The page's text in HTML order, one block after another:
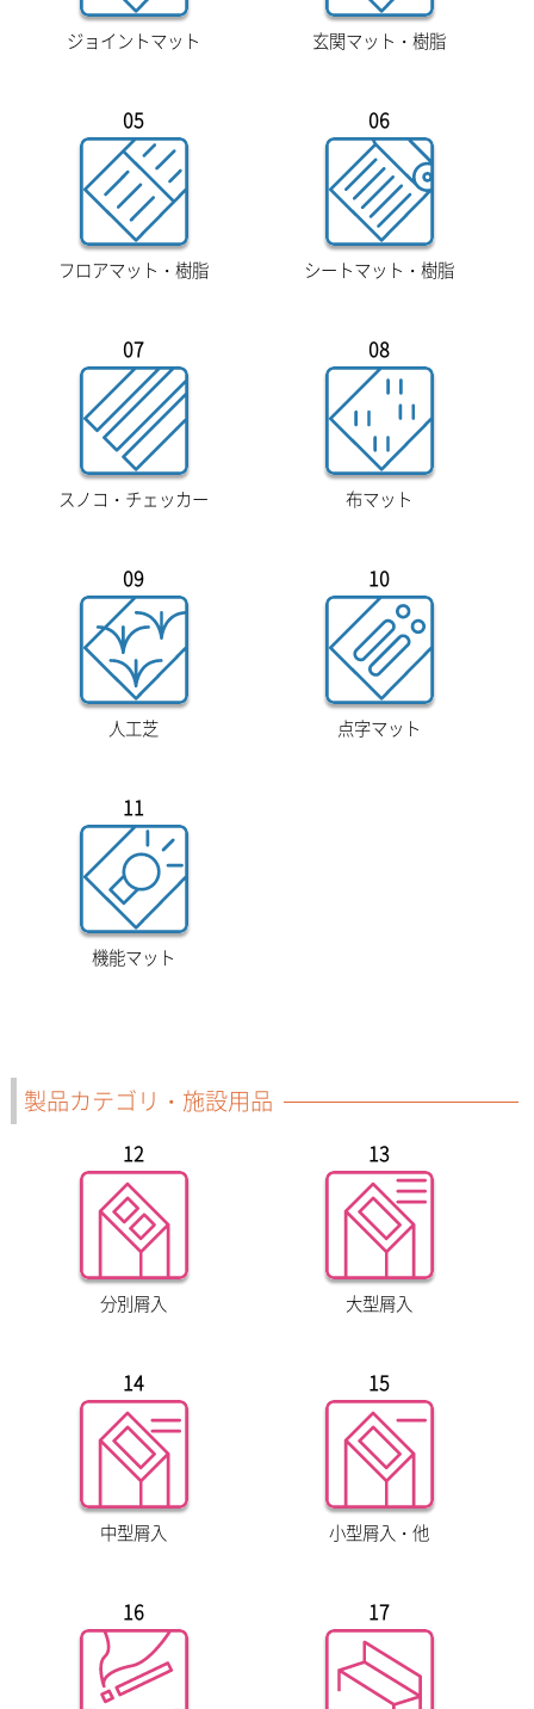
ジョイントマット 玄関マット・樹脂
05
フロアマット・樹脂
06
シートマット・樹脂
07
スノコ・チェッカー
08
布マット
09
人工芝
10
点字マット
11
機能マット
製品カテゴリ・施設用品
12
分別屑入
13
大型屑入
14
中型屑入
15
小型屑入・他
16 17